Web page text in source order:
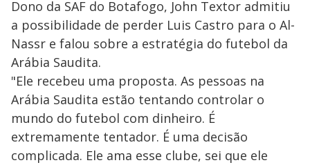
Dono da SAF do Botafogo, John Textor admitiu
a possibilidade de perder Luis Castro para o Al-
Nassr e falou sobre a estratégia do futebol da
Arábia Saudita.
"Ele recebeu uma proposta. As pessoas na
Arábia Saudita estão tentando controlar o
mundo do futebol com dinheiro. É
extremamente tentador. É uma decisão
complicada. Ele ama esse clube, sei que ele